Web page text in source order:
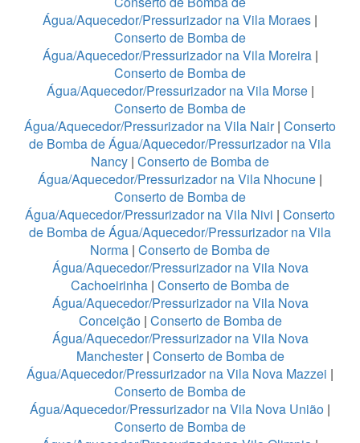
Água/Aquecedor/Pressurizador na Vila Moraes |
Conserto de Bomba de
Água/Aquecedor/Pressurizador na Vila Moreira|
Conserto de Bomba de
Água/Aquecedor/Pressurizador na Vila Morse|
Conserto de Bomba de
Água/Aquecedor/Pressurizador na Vila Nair| Conserto
de Bomba de Água/Aquecedor/Pressurizador na Vila
Nancy | Conserto de Bomba de
Água/Aquecedor/Pressurizador na Vila Nhocune |
Conserto de Bomba de
Água/Aquecedor/Pressurizador na Vila Nivi | Conserto
de Bomba de Água/Aquecedor/Pressurizador na Vila
Norma | Conserto de Bomba de
Água/Aquecedor/Pressurizador na Vila Nova
Cachoeirinha | Conserto de Bomba de
Água/Aquecedor/Pressurizador na Vila Nova
Conceição| Conserto de Bomba de
Água/Aquecedor/Pressurizador na Vila Nova
Manchester| Conserto de Bomba de
Água/Aquecedor/Pressurizador na Vila Nova Mazzei |
Conserto de Bomba de
Água/Aquecedor/Pressurizador na Vila Nova União |
Conserto de Bomba de